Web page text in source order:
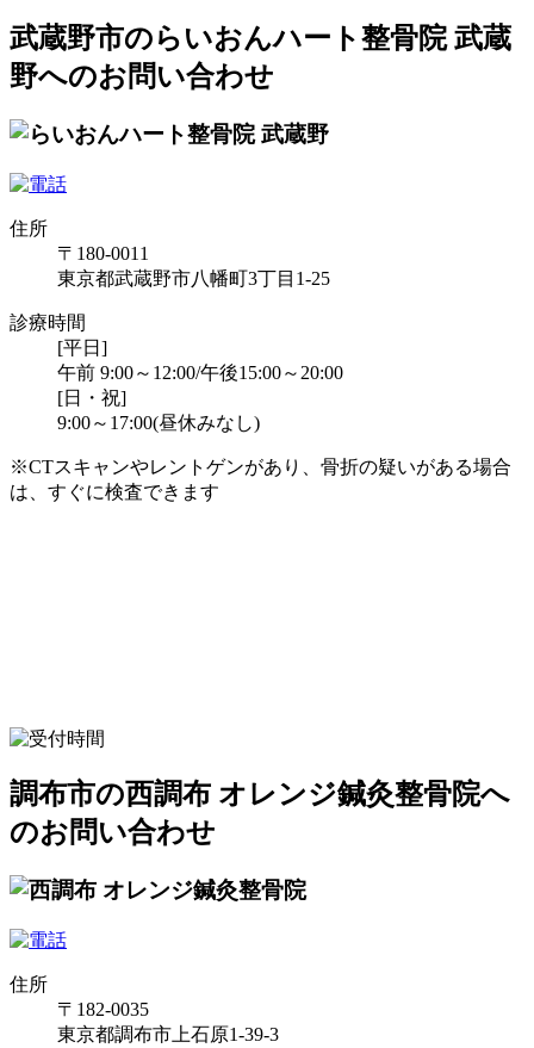
武蔵野市のらいおんハート整骨院 武蔵
野へのお問い合わせ
住所
〒180-0011
東京都武蔵野市八幡町3丁目1-25
診療時間
[平日]
午前 9:00～12:00/午後15:00～20:00
[日・祝]
9:00～17:00(昼休みなし)
※CTスキャンやレントゲンがあり、骨折の疑いがある場合
は、すぐに検査できます
調布市の西調布 オレンジ鍼灸整骨院へ
のお問い合わせ
住所
〒182-0035
東京都調布市上石原1-39-3